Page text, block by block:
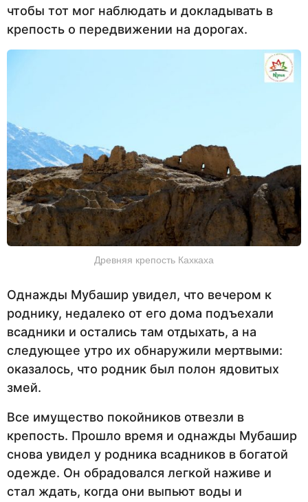
чтобы тот мог наблюдать и докладывать в
крепость о передвижении на дорогах.
Древняя крепость Кахкаха
Однажды Мубашир увидел, что вечером к
роднику, недалеко от его дома подъехали
всадники и остались там отдыхать, а на
следующее утро их обнаружили мертвыми:
оказалось, что родник был полон ядовитых
змей.
Все имущество покойников отвезли в
крепость. Прошло время и однажды Мубашир
снова увидел у родника всадников в богатой
одежде. Он обрадовался легкой наживе и
стал ждать, когда они выпьют воды и